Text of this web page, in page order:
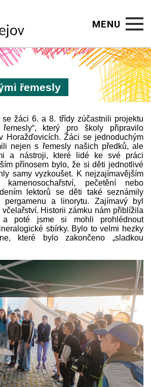
MENU
řemesly
žáci 6. a 8. třídy zúčastnili projektu
který pro školy připravilo
Horažďovicích. Žáci se jednoduchým
nejen s řemesly našich předků, ale
a nástroji, které lidé ke své práci
přínosem bylo, že si děti jednotlivé
samy vyzkoušet. K nejzajímavějším
kamenosochařství, pečetění nebo
lektorů se děti také seznámily
a linorytu. Zajímavý byl
Historii zámku nám přiblížila
a poté jsme si mohli prohlédnout
sbírky. Bylo to velmi hezky
které bylo zakončeno „sladkou